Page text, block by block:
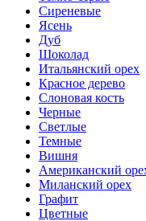
Сиреневые
Ясень
Дуб
Шоколад
Итальянский орех
Красное дерево
Слоновая кость
Черные
Светлые
Темные
Вишня
Американский
Миланский орех
Графит
Цветные